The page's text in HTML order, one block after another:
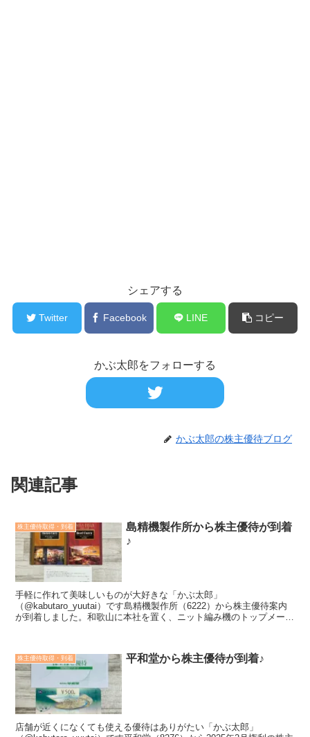
シェアする
Twitter Facebook LINE コピー
かぶ太郎をフォローする
かぶ太郎の株主優待ブログ
関連記事
株主優待取得・到着
島精機製作所から株主優待が到着
♪
手軽に作れて美味しいものが大好きな「かぶ太郎」
（@kabutaro_yuutai）です島精機製作所（6222）から株主優待案内
が到着しました。和歌山に本社を置く、ニット編み機のトップメーカ
株主優待取得・到着 平和堂から株主優待が到着♪
店舗が近くになくても使える優待はありがたい「かぶ太郎」